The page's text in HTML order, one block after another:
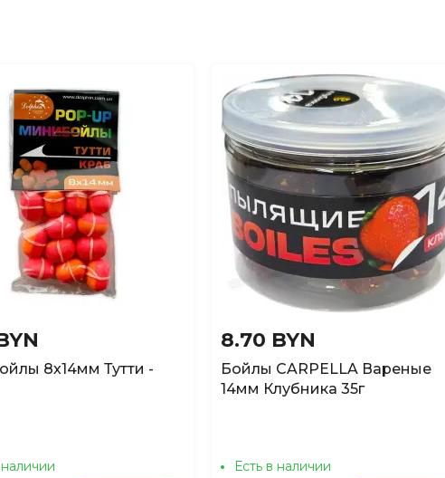
8х14мм Тутти -
наличии
8.70 BYN
Бойлы CARPELLA Вареные
14мм Клубника 35г
Есть в наличии